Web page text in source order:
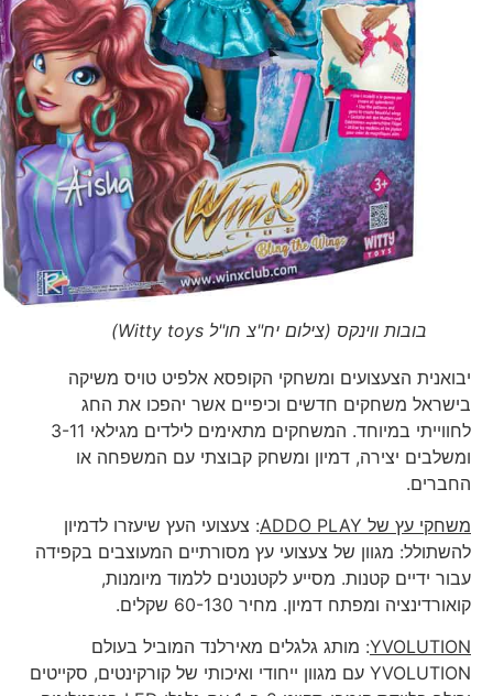
בובות ווינקס (צילום יח"צ חו"ל Witty toys)
יבואנית הצעצועים ומשחקי הקופסא אלפיט טויס משיקה
בישראל משחקים חדשים וכיפיים אשר יהפכו את החג
לחווייתי במיוחד. המשחקים מתאימים לילדים מגילאי 3-11
ומשלבים יצירה, דמיון ומשחק קבוצתי עם המשפחה או
החברים.
משחקי עץ שלADDO PLAY: צעצועי העץ שיעזרו לדמיון
להשתולל: מגוון של צעצועי עץ מסורתיים המעוצבים בקפידה
עבור ידיים קטנות. מסייע לקטנטנים ללמוד מיומנות,
קואורדינציה ומפתח דמיון. מחיר 60-130 שקלים.
YVOLUTION: מותג גלגלים מאירלנד המוביל בעולם
YVOLUTION עם מגוון ייחודי ואיכותי של קורקינטים, סקייטים